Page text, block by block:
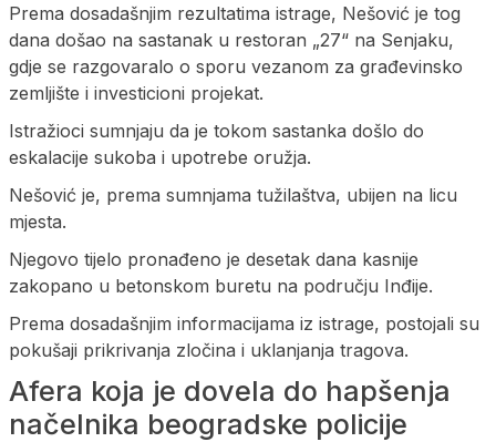
Prema dosadašnjim rezultatima istrage, Nešović je tog
dana došao na sastanak u restoran „27“ na Senjaku,
gdje se razgovaralo o sporu vezanom za građevinsko
zemljište i investicioni projekat.
Istražioci sumnjaju da je tokom sastanka došlo do
eskalacije sukoba i upotrebe oružja.
Nešović je, prema sumnjama tužilaštva, ubijen na licu
mjesta.
Njegovo tijelo pronađeno je desetak dana kasnije
zakopano u betonskom buretu na području Inđije.
Prema dosadašnjim informacijama iz istrage, postojali su
pokušaji prikrivanja zločina i uklanjanja tragova.
Afera koja je dovela do hapšenja
načelnika beogradske policije